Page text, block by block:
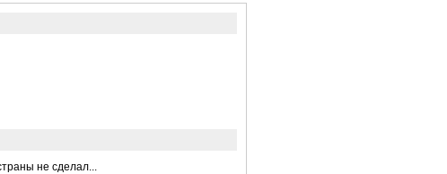
не сделал...